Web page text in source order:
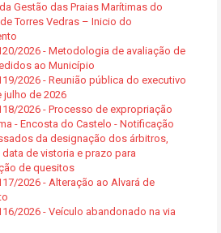
Gestão das Praias Marítimas do
Torres Vedras – Inicio do
2026 - Metodologia de avaliação de
ao Município
2026 - Reunião pública do executivo
julho de 2026
2026 - Processo de expropriação
- Encosta do Castelo - Notificação
da designação dos árbitros,
de vistoria e prazo para
de quesitos
2026 - Alteração ao Alvará de
2026 - Veículo abandonado na via